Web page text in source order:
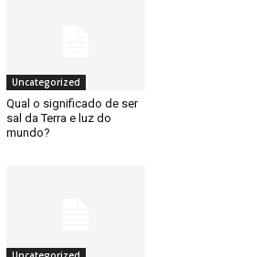
Uncategorized
Qual o significado de ser
sal da Terra e luz do
mundo?